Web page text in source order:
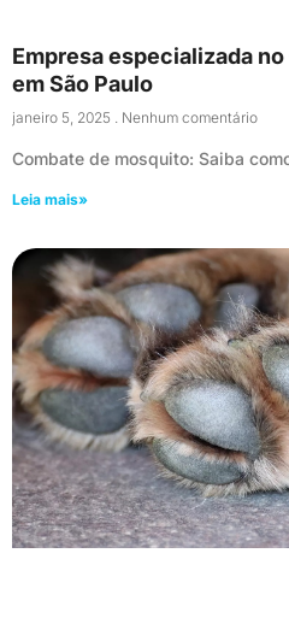
Empresa especializada
em São Paulo
janeiro 5, 2025 Nenhum comentário
Combate de mosquito: Saiba
Leia mais»